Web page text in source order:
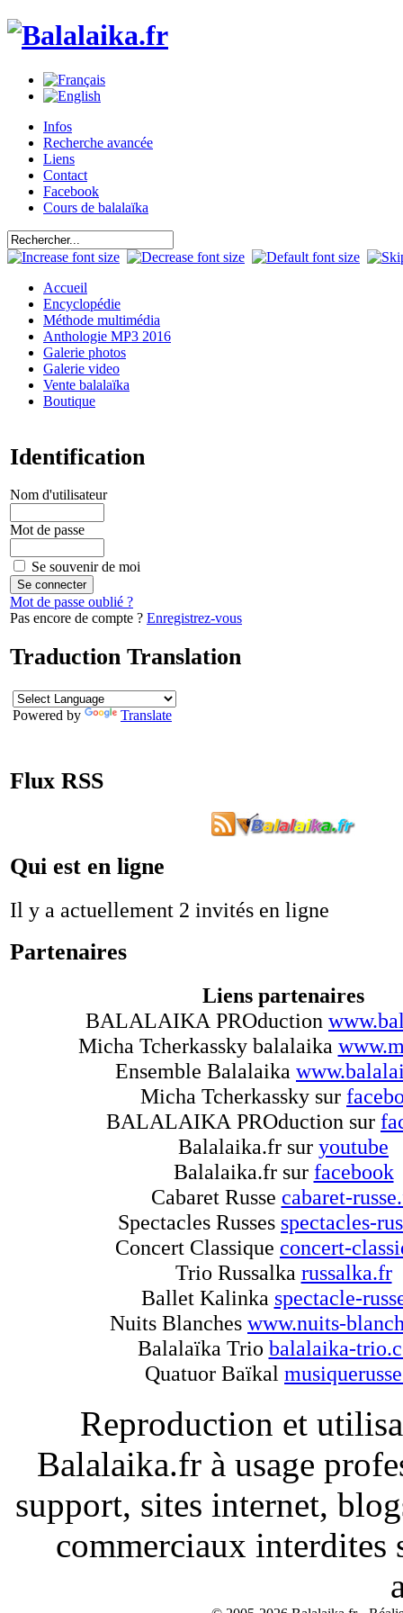
Infos
Recherche avancée
Liens
Contact
Facebook
Cours de balalaïka
Accueil
Encyclopédie
Méthode multimédia
Anthologie MP3 2016
Galerie photos
Galerie video
Vente balalaïka
Boutique
Identification
Nom d'utilisateur
Mot de passe
Se souvenir de moi
Mot de passe oublié ?
Pas encore de compte ? Enregistrez-vous
Traduction Translation
Powered by Translate
Flux RSS
Qui est en ligne
Il y a actuellement 2 invités en ligne
Partenaires
Liens partenaires
BALALAIKA PROduction
Micha Tcherkassky balalaika
Ensemble Balalaika
Micha Tcherkassky sur
BALALAIKA PROduction sur
Balalaika.fr sur youtube
Balalaika.fr sur facebook
Cabaret Russe cabaret-
Spectacles Russes spectacles-
Concert Classique concert-
Trio Russalka russalka.fr
Ballet Kalinka spectacle-
Nuits Blanches www.nuits-
Balalaïka Trio balalaika-
Quatuor Baïkal
Reproduction et
Balalaika.fr à usage
support, sites internet,
commerciaux interdites